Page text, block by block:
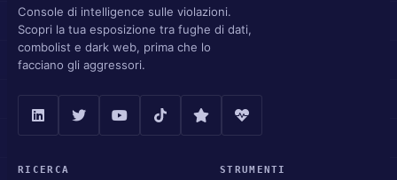
Console di intelligence sulle violazioni.
Scopri la tua esposizione tra fughe di dati,
combolist e dark web, prima che lo
facciano gli aggressori.
RICERCA STRUMENTI